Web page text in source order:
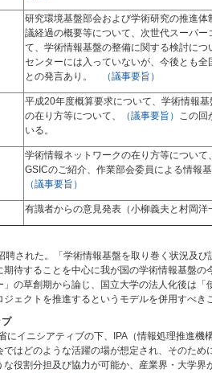
研究環境基盤部会および学術研究の推進
議経過の概要等について、次世代スーパ
て、学術情報基盤の整備に関する検討に
センターには入っていないが、今後とも
との発言あり。
（議事要旨）
平成20年度概算要求について、学術情報
の在り方等について、
（議事要旨） この回
いる。
学術情報ネットワークの在り方等につい
GSICのご紹介、作業部会委員による情報
（議事要旨）
有識者からの意見発表（小柳義夫と村岡洋
聘された。「学術情報基盤を取り巻く状況及
期待することを中心に我が国の学術情報基盤
」の草創期から論じ、国立大学の法人化後は
ェクトを推進するというモデルを併用すべ
にイニシアティブの下、IPA（情報処理推進
はどのような活躍の場が想定され、そのた
役割分担及び協力が可能か、産業界・大学